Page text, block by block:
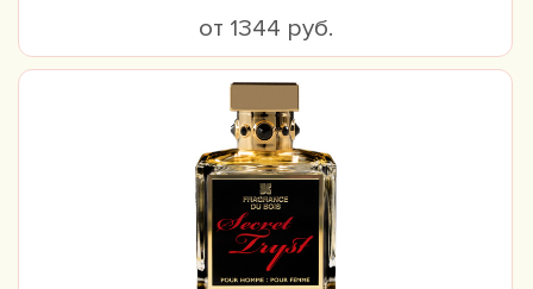
от 1344 руб.